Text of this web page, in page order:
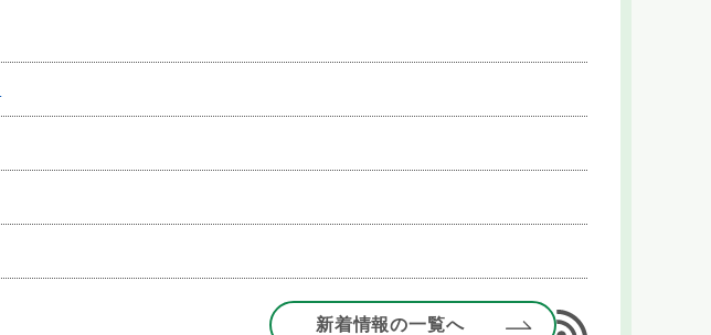
新着情報の一覧へ